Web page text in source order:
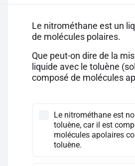
Le nitrométhane est un
de molécules polaires.
Que peut-on dire de la
liquide avec le toluène
composé de molécules
Le nitrométhane est
toluène, car il est
molécules apolaires
toluène.